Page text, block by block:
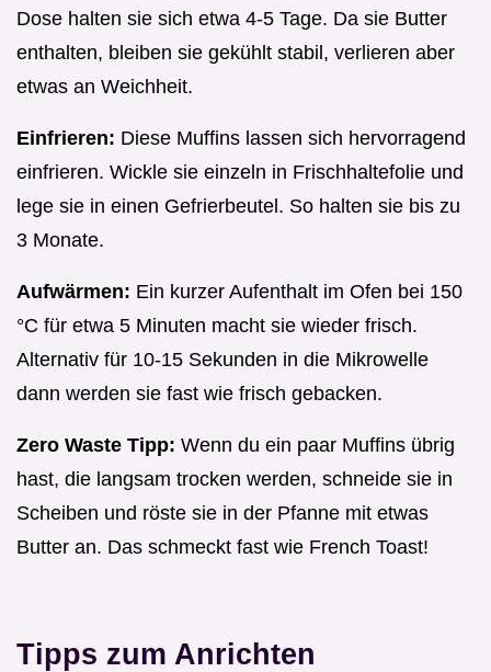
Dose halten sie sich etwa 4-5 Tage. Da sie Butter
enthalten, bleiben sie gekühlt stabil, verlieren aber
etwas an Weichheit.
Einfrieren: Diese Muffins lassen sich hervorragend
einfrieren. Wickle sie einzeln in Frischhaltefolie und
lege sie in einen Gefrierbeutel. So halten sie bis zu
3 Monate.
Aufwärmen: Ein kurzer Aufenthalt im Ofen bei 150
°C für etwa 5 Minuten macht sie wieder frisch.
Alternativ für 10-15 Sekunden in die Mikrowelle
dann werden sie fast wie frisch gebacken.
Zero Waste Tipp: Wenn du ein paar Muffins übrig
hast, die langsam trocken werden, schneide sie in
Scheiben und röste sie in der Pfanne mit etwas
Butter an. Das schmeckt fast wie French Toast!
Tipps zum Anrichten